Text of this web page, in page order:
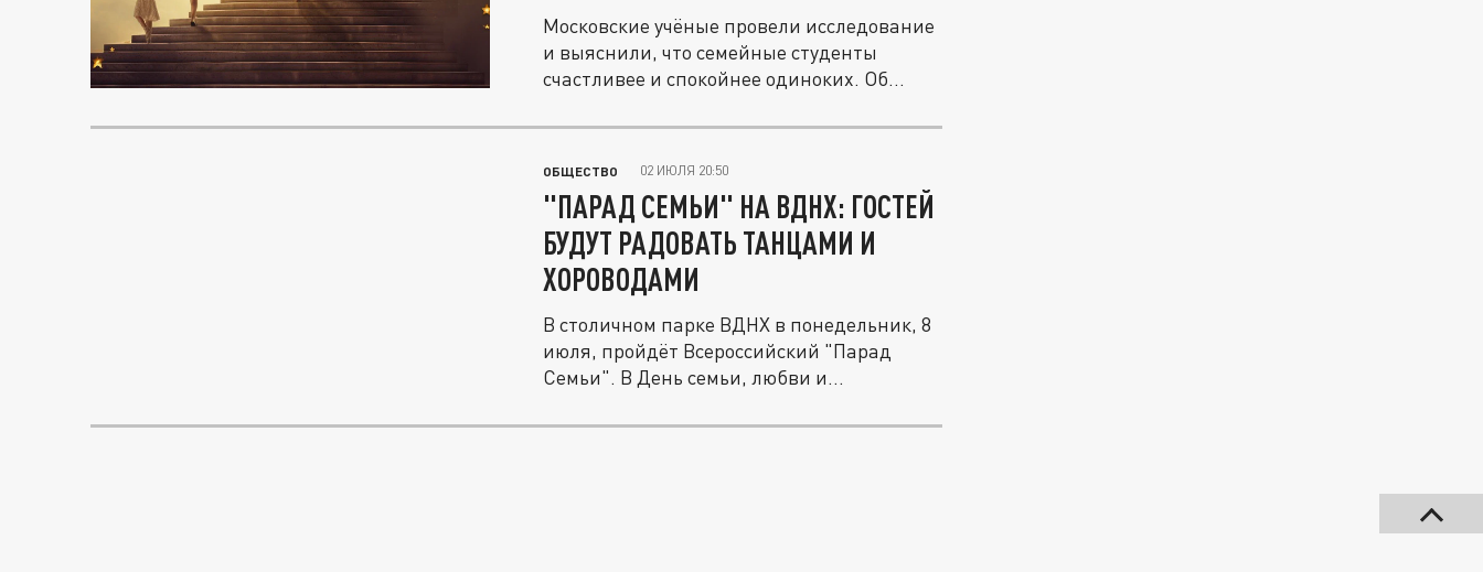
Московские учёные провели исследование
и выяснили, что семейные студенты
счастливее и спокойнее одиноких. Об...
ОБЩЕСТВО 02 ИЮЛЯ 20:50
"ПАРАД СЕМЬИ" НА ВДНХ: ГОСТЕЙ
БУДУТ РАДОВАТЬ ТАНЦАМИ И
ХОРОВОДАМИ
В столичном парке ВДНХ в понедельник, 8
июля, пройдёт Всероссийский "Парад
Семьи". В День семьи, любви и...